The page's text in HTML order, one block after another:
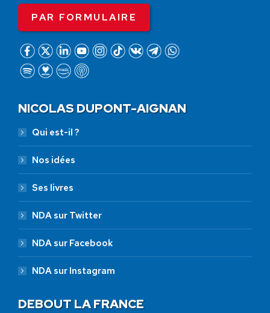
PAR FORMULAIRE
NICOLAS DUPONT-AIGNAN
Qui est-il ?
Nos idées
Ses livres
NDA sur Twitter
NDA sur Facebook
NDA sur Instagram
DEBOUT LA FRANCE